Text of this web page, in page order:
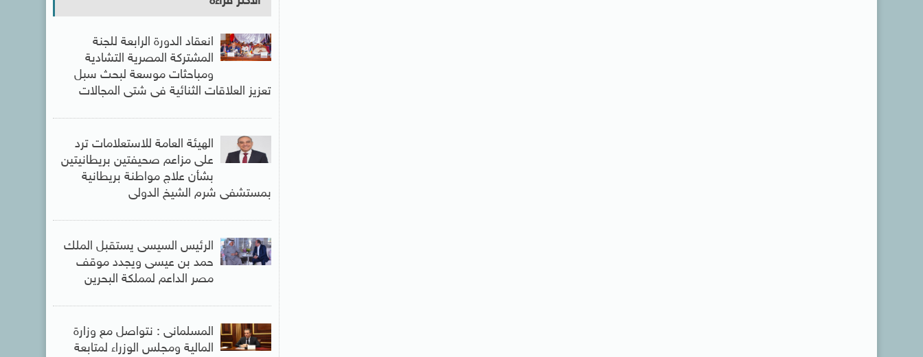
انعقاد الدورة الرابعة للجنة
المشتركة المصرية التشادية
ومباحثات موسعة لبحث سبل
تعزيز العلاقات الثنائية فى شتى المجالات
الهيئة العامة للاستعلامات ترد
على مزاعم صحيفتين بريطانيتين
بشأن علاج مواطنة بريطانية
بمستشفى شرم الشيخ الدولى
الرئيس السيسى يستقبل الملك
حمد بن عيسى ويجدد موقف
مصر الداعم لمملكة البحرين
المسلمانى : نتواصل مع وزارة
المالية ومجلس الوزراء لمتابعة